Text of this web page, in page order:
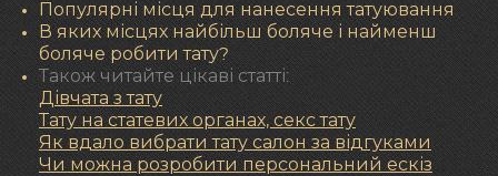
Популярні місця для нанесення татуювання
В яких місцях найбільш боляче і найменш
боляче робити тату?
Також читайте цікаві статті:
Дівчата з тату
Тату на статевих органах, секс тату
Як вдало вибрати тату салон за відгуками
Чи можна розробити персональний ескіз